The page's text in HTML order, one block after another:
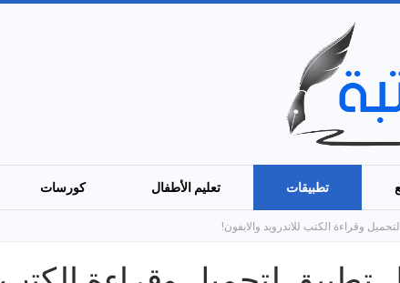
تطبيقات تعليم الأطفال كورسات
وقراءة الكتب للاندرويد والايفون!